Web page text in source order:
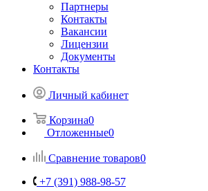
Партнеры
Контакты
Вакансии
Лицензии
Документы
Контакты
Личный кабинет
Корзина0
Отложенные0
Сравнение товаров0
+7 (391) 988-98-57